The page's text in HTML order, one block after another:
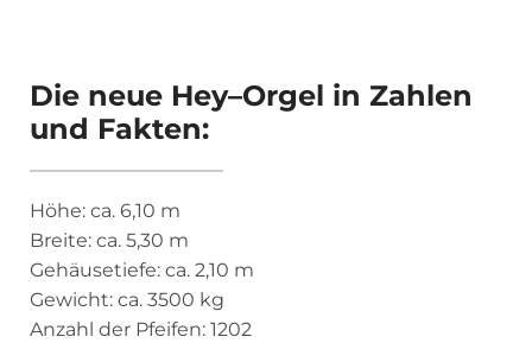
Die neue Hey–Orgel in Zahlen
und Fakten:
Höhe: ca. 6,10 m
Breite: ca. 5,30 m
Gehäusetiefe: ca. 2,10 m
Gewicht: ca. 3500 kg
Anzahl der Pfeifen: 1202